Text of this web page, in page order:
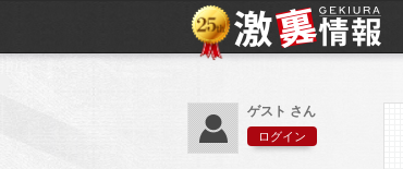
ゲスト さん
ログイン